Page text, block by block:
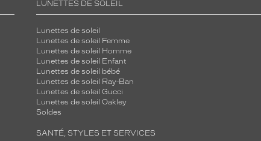
LUNETTES DE SOLEIL
Lunettes de soleil
Lunettes de soleil Femme
Lunettes de soleil Homme
Lunettes de soleil Enfant
Lunettes de soleil bébé
Lunettes de soleil Ray-Ban
Lunettes de soleil Gucci
Lunettes de soleil Oakley
Soldes
SANTÉ, STYLES ET SERVICES